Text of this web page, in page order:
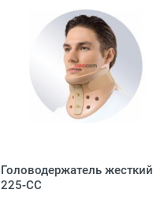
Головодержатель жесткий
225-СС